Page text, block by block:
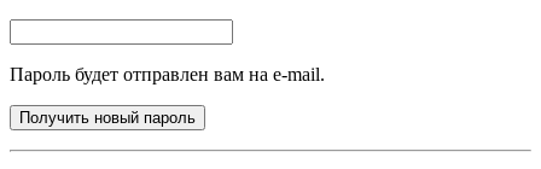
Пароль будет отправлен вам на e-mail.